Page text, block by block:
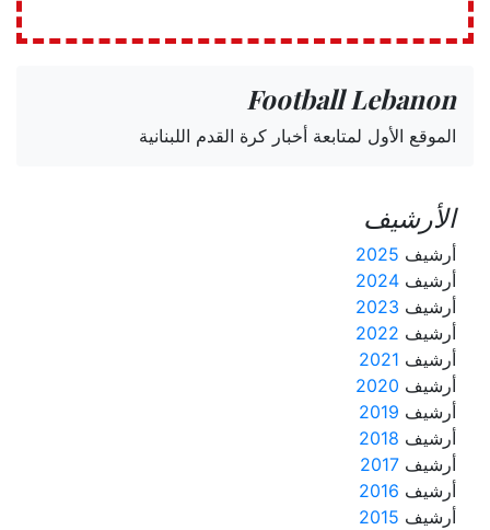
Football Lebanon
الموقع الأول لمتابعة أخبار كرة القدم اللبنانية
الأرشيف
أرشيف 2025
أرشيف 2024
أرشيف 2023
أرشيف 2022
أرشيف 2021
أرشيف 2020
أرشيف 2019
أرشيف 2018
أرشيف 2017
أرشيف 2016
أرشيف 2015